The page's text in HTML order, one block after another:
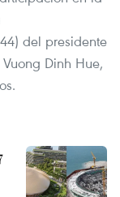
del presidente
Dinh Hue,